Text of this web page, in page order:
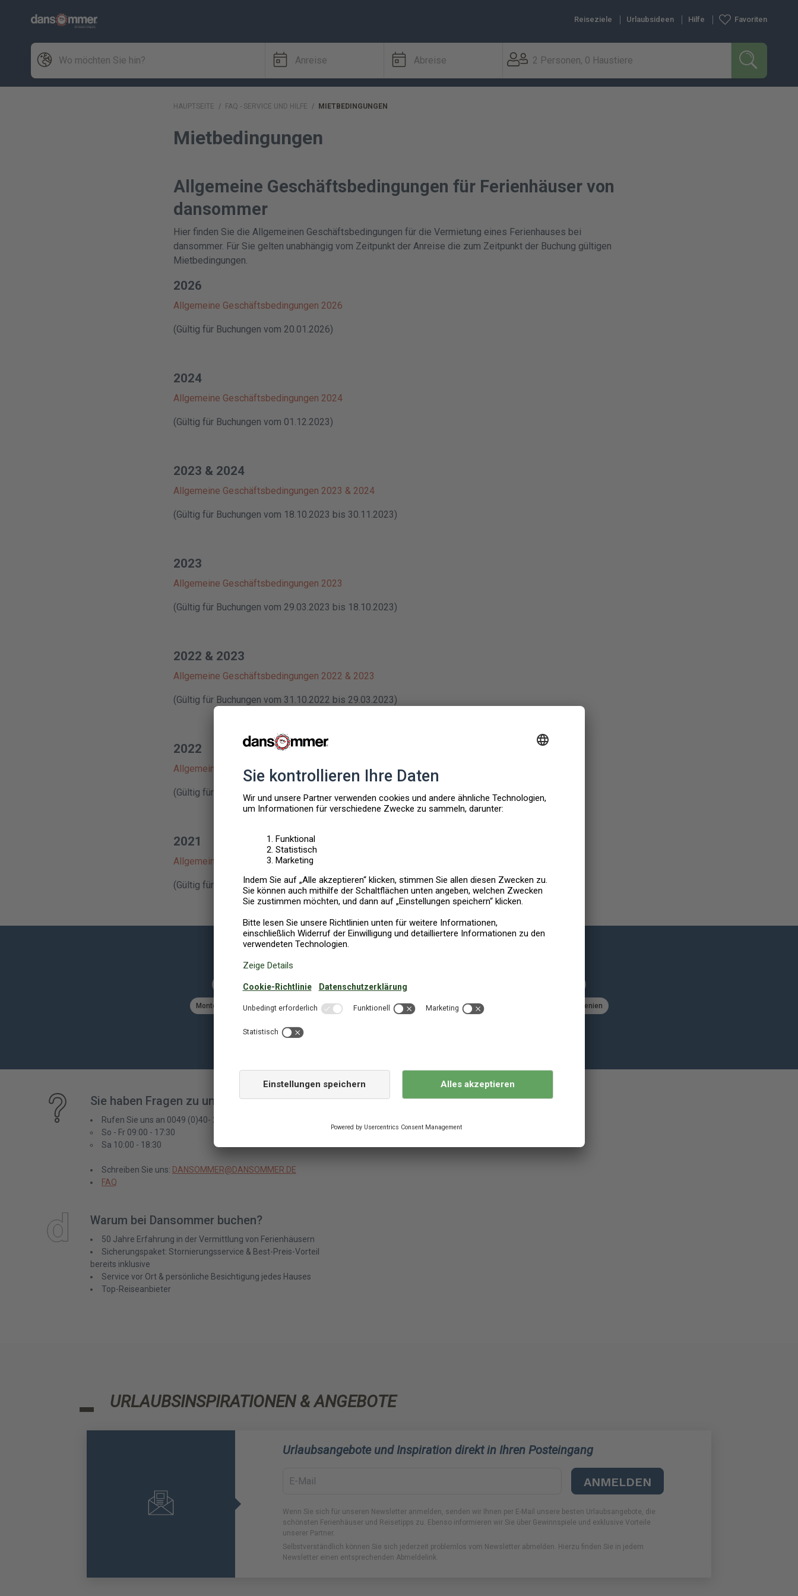
Reiseziele Urlaubsideen Hilfe Favoriten
Anreise Abreise 2 Personen, 0 Haustiere SUCHEN
HAUPTSEITE / FAQ - SERVICE UND HILFE / MIETBEDINGUNGEN
Mietbedingungen
Allgemeine Geschäftsbedingungen für Ferienhäuser von
dansommer
Hier finden Sie die Allgemeinen Geschäftsbedingungen für die Vermietung eines Ferienhauses bei
dansommer. Für Sie gelten unabhängig vom Zeitpunkt der Anreise die zum Zeitpunkt der Buchung gültigen
Mietbedingungen.
2026
Allgemeine Geschäftsbedingungen 2026
(Gültig für Buchungen vom 20.01.2026)
2024
Allgemeine Geschäftsbedingungen 2024
(Gültig für Buchungen vom 01.12.2023)
2023 & 2024
Allgemeine Geschäftsbedingungen 2023 & 2024
(Gültig für Buchungen vom 18.10.2023 bis 30.11.2023)
2023
Allgemeine Geschäftsbedingungen 2023
(Gültig für Buchungen vom 29.03.2023 bis 18.10.2023)
2022 & 2023
Allgemeine Geschäftsbedingungen 2022 & 2023
(Gültig für Buchungen vom 31.10.2022 bis 29.03.2023)
2022
Allgemeine Geschäftsbedingungen 2022
(Gültig für Buchungen vom 16.12.2021 bis 31.10.2022)
2021
Allgemeine Geschäftsbedingungen 2021
(Gültig für Buchungen nach dem 05.11.2020 mit Ankunft nach dem 09.01.2021)
Dänemark Deutschland Frankreich
Montenegro Niederlande Norwegen Österreich Polen Portugal Schweden Slowenien
Sie haben Fragen zu unserem Angebot?
Rufen Sie uns an 0049 (0)40- 23 88 59 92
So - Fr 09:00 - 17:30
Sa 10:00 - 18:30
Schreiben Sie uns: DANSOMMER@DANSOMMER.DE
FAQ
Warum bei Dansommer buchen?
50 Jahre Erfahrung in der Vermittlung von Ferienhäusern
Sicherungspaket: Stornierungsservice & Best-Preis-Vorteil
bereits inklusive
Service vor Ort & persönliche Besichtigung jedes Hauses
Top-Reiseanbieter
URLAUBSINSPIRATIONEN & ANGEBOTE
Urlaubsangebote und Inspiration direkt in Ihren Posteingang
ANMELDEN
Wenn Sie sich für unseren Newsletter anmelden, senden wir Ihnen per E-Mail unsere besten Urlaubsangebote, die
schönsten Ferienhäuser und Reisetipps zu. Ebenso informieren wir Sie über Gewinnspiele und exklusive Vorteile
unserer Partner.
Selbstverständlich können Sie sich jederzeit problemlos vom Newsletter abmelden. Hierzu finden Sie in jedem
Newsletter einen entsprechenden Abmeldelink.